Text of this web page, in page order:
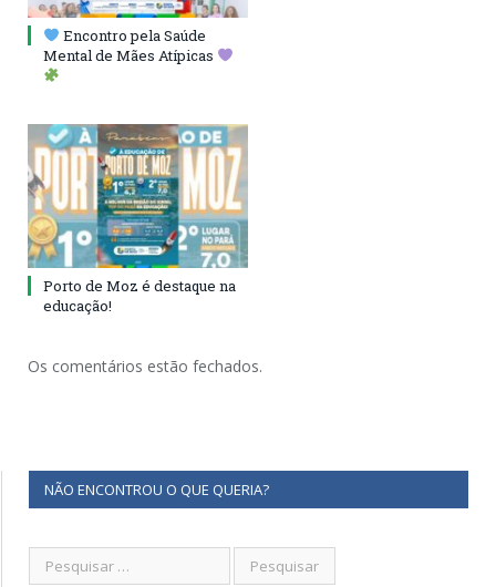
Encontro pela Saúde
Mental de Mães Atípicas
Porto de Moz é destaque na
educação!
Os comentários estão fechados.
NÃO ENCONTROU O QUE QUERIA?